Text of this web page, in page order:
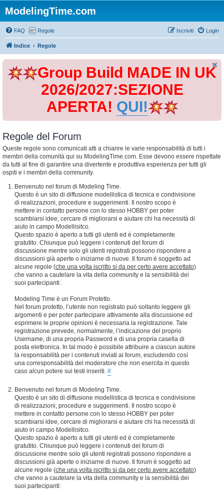
ModelingTime.com
FAQ Regole Login
Iscriviti
Indice Regole
Group Build MADE IN UK
2026/2027:SEZIONE
APERTA! QUI!
Regole del Forum
Queste regole sono comunicati atti a chiarire le varie responsabilità di tutti i
membri della comunità qui su ModelingTime.com. Esse devono essere rispettate
da tutti al fine di garantire una divertente e produttiva esperienza per tutti gli
ospiti e i membri della community.
Benvenuto nel forum di Modeling Time.
Questo è un sito di diffusione modellistica di tecnica e condivisione
di realizzazioni, procedure e suggerimenti. Il nostro scopo è
mettere in contatto persone con lo stesso HOBBY per poter
scambiarsi idee, cercare di migliorarsi e aiutare chi ha necessità di
aiuto in campo Modellisitco.
Questo spazio è aperto a tutti gli utenti ed è completamente
gratutito. Chiunque può leggere i contenuti del forum di
discussione mentre solo gli utenti registrati possono rispondere a
discussioni già aperte o iniziarne di nuove. Il forum è soggetto ad
alcune regole (che una volta iscritto si da per certo avere accettato)
che vanno a cautelare la vita della community e la sensibilità dei
suoi partecipanti:
Modeling Time è un Forum Protetto.
Nel forum protetto, l’utente non registrato può soltanto leggere gli
argomenti e per poter partecipare attivamente alla discussione ed
esprimere le proprie opinioni è necessaria la registrazione. Tale
registrazione prevede, normalmente, l’indicazione del proprio
Username, di una propria Password e di una propria casella di
posta elettronica. In tal modo è possibile attribuire a ciascun autore
la responsabilità per i contenuti inviati ai forum, escludendo così
una corresponsabilità del moderatore che non esercita in questo
caso alcun potere sui testi inseriti. #
Benvenuto nel forum di Modeling Time.
Questo è un sito di diffusione modellistica di tecnica e condivisione
di realizzazioni, procedure e suggerimenti. Il nostro scopo è
mettere in contatto persone con lo stesso HOBBY per poter
scambiarsi idee, cercare di migliorarsi e aiutare chi ha necessità di
aiuto in campo Modellisitco.
Questo spazio è aperto a tutti gli utenti ed è completamente
gratutito. Chiunque può leggere i contenuti del forum di
discussione mentre solo gli utenti registrati possono rispondere a
discussioni già aperte o iniziarne di nuove. Il forum è soggetto ad
alcune regole (che una volta iscritto si da per certo avere accettato)
che vanno a cautelare la vita della community e la sensibilità dei
suoi partecipanti: